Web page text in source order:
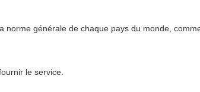
générale de chaque pays du monde,
le service.